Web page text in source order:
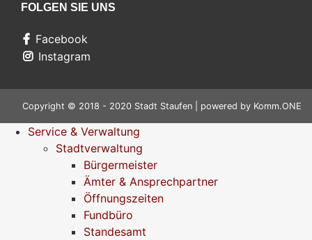
FOLGEN SIE UNS
Facebook
Instagram
Copyright © 2018 - 2020 Stadt Staufen | powered by Komm.ONE
Service & Verwaltung
Stadtverwaltung
Bürgermeister
Ämter & Ansprechpartner
Öffnungszeiten
Fundbüro
Standesamt